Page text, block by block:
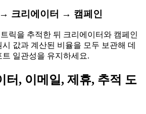
크리에이터 → 캠페인
릭을 추적한 뒤 크리에이터와 캠페인
값과 계산된 비율을 모두 보관해 데
일관성을 유지하세요.
터, 이메일, 제휴, 추적 도